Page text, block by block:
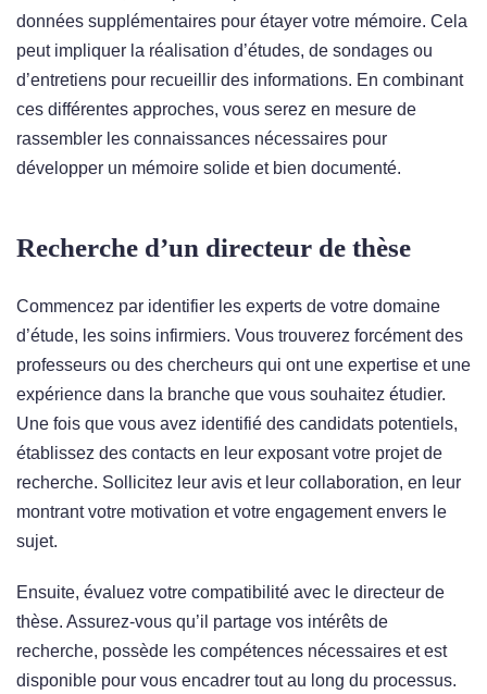
données supplémentaires pour étayer votre mémoire. Cela
peut impliquer la réalisation d’études, de sondages ou
d’entretiens pour recueillir des informations. En combinant
ces différentes approches, vous serez en mesure de
rassembler les connaissances nécessaires pour
développer un mémoire solide et bien documenté.
Recherche d’un directeur de thèse
Commencez par identifier les experts de votre domaine
d’étude, les soins infirmiers. Vous trouverez forcément des
professeurs ou des chercheurs qui ont une expertise et une
expérience dans la branche que vous souhaitez étudier.
Une fois que vous avez identifié des candidats potentiels,
établissez des contacts en leur exposant votre projet de
recherche. Sollicitez leur avis et leur collaboration, en leur
montrant votre motivation et votre engagement envers le
sujet.
Ensuite, évaluez votre compatibilité avec le directeur de
thèse. Assurez-vous qu’il partage vos intérêts de
recherche, possède les compétences nécessaires et est
disponible pour vous encadrer tout au long du processus.